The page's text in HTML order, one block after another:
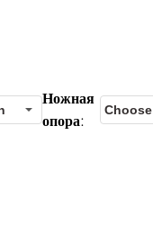
Ножная
опора